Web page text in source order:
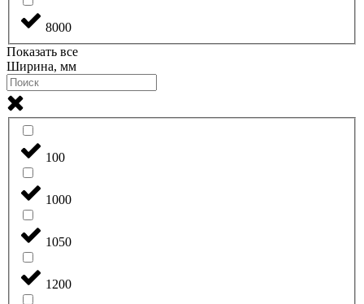
8000
Показать все
Ширина, мм
100
1000
1050
1200